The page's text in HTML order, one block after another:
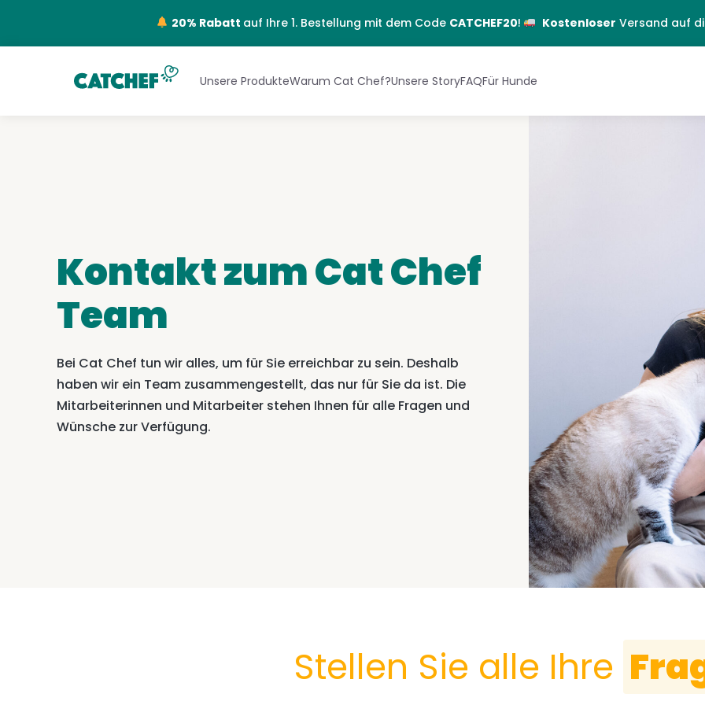
20% Rabatt auf Ihre 1. Bestellung mit dem Code CATCHEF20! Kostenloser Versand auf
Unsere ProdukteWarum Cat Chef?Unsere StoryFAQFür Hunde
Kontakt zum Cat Chef
Team
Bei Cat Chef tun wir alles, um für Sie erreichbar zu sein. Deshalb
haben wir ein Team zusammengestellt, das nur für Sie da ist. Die
Mitarbeiterinnen und Mitarbeiter stehen Ihnen für alle Fragen und
Wünsche zur Verfügung.
Stellen Sie alle Ihre